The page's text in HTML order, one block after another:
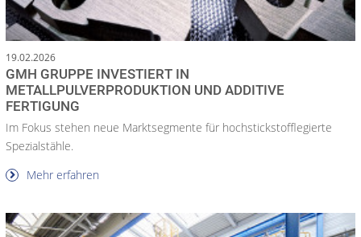
19.02.2026
GMH GRUPPE INVESTIERT IN
METALLPULVERPRODUKTION UND ADDITIVE
FERTIGUNG
Im Fokus stehen neue Marktsegmente für hochstickstofflegierte
Spezialstähle.
Mehr erfahren